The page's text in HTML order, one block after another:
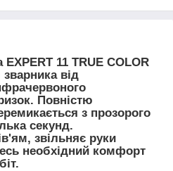
11 TRUE COLOR
від
Повністю
з прозорого
секунд.
звільняє руки
необхідний комфорт